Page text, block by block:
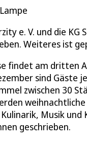
e. V. und die
Weiteres ist
findet am dritten
sind Gäste
zwischen 30
Musik
geschrieben.